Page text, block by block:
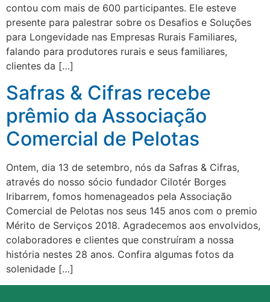
contou com mais de 600 participantes. Ele esteve
presente para palestrar sobre os Desafios e Soluções
para Longevidade nas Empresas Rurais Familiares,
falando para produtores rurais e seus familiares,
clientes da […]
Safras & Cifras recebe
prêmio da Associação
Comercial de Pelotas
Ontem, dia 13 de setembro, nós da Safras & Cifras,
através do nosso sócio fundador Cilotér Borges
Iribarrem, fomos homenageados pela Associação
Comercial de Pelotas nos seus 145 anos com o premio
Mérito de Serviços 2018. Agradecemos aos envolvidos,
colaboradores e clientes que construíram a nossa
história nestes 28 anos. Confira algumas fotos da
solenidade […]